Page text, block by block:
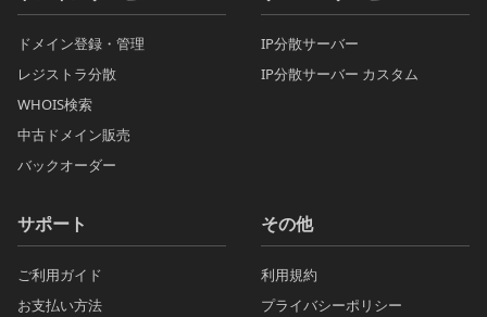
ドメイン登録・管理
レジストラ分散
WHOIS検索
中古ドメイン販売
バックオーダー
IP分散サーバー
IP分散サーバー カスタム
サポート
ご利用ガイド
お支払い方法
その他
利用規約
プライバシーポリシー